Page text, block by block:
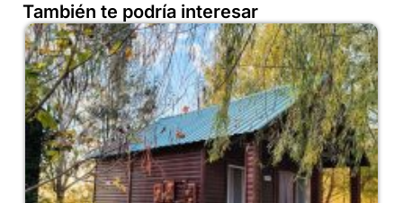
También te podría interesar